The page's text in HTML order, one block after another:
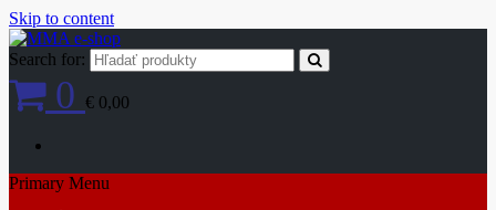
Skip to content
Search for:
0 € 0,00
Primary Menu